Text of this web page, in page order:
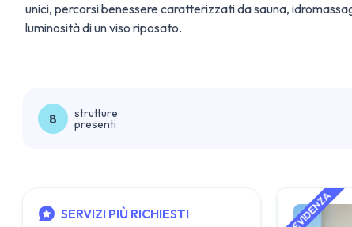
unici, percorsi benessere caratterizzati da sauna,
luminosità di un viso riposato.
8 strutture
presenti
SERVIZI PIÙ RICHIESTI